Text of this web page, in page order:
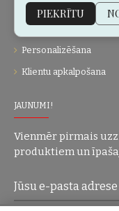
Vietnes karte
Dāvanu kartes
Personalizēšana
Klientu apkalpošana
JAUNUMI!
Vienmēr pirmais
produktiem un
PIEKRĪTU